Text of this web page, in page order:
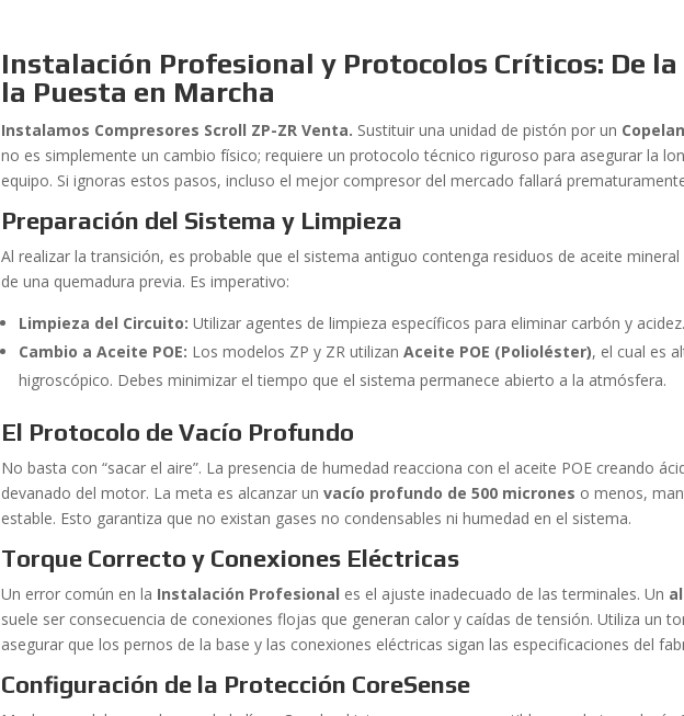
Instalación Profesional y Protocolos Críticos: De la
la Puesta en Marcha
Instalamos Compresores Scroll ZP-ZR Venta. Sustituir una unidad de pistón por un
no es simplemente un cambio físico; requiere un protocolo técnico riguroso para asegurar la
equipo. Si ignoras estos pasos, incluso el mejor compresor del mercado fallará
Preparación del Sistema y Limpieza
Al realizar la transición, es probable que el sistema antiguo contenga residuos de aceite
de una quemadura previa. Es imperativo:
Limpieza del Circuito: Utilizar agentes de limpieza específicos para eliminar carbón y acidez.
Cambio a Aceite POE: Los modelos ZP y ZR utilizanAceite POE (Polioléster), el cual es
higroscópico. Debes minimizar el tiempo que el sistema permanece abierto a la atmósfera.
El Protocolo de Vacío Profundo
No basta con “sacar el aire”. La presencia de humedad reacciona con el aceite POE creando
devanado del motor. La meta es alcanzar unvacío profundo de 500 micrones o menos,
estable. Esto garantiza que no existan gases no condensables ni humedad en el sistema.
Torque Correcto y Conexiones Eléctricas
Un error común en la Instalación Profesional es el ajuste inadecuado de las terminales. Un
suele ser consecuencia de conexiones flojas que generan calor y caídas de tensión. Utiliza un
asegurar que los pernos de la base y las conexiones eléctricas sigan las especificaciones del
Configuración de la Protección CoreSense